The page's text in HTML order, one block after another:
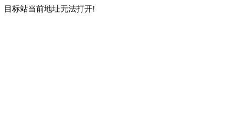
目标站当前地址无法打开!